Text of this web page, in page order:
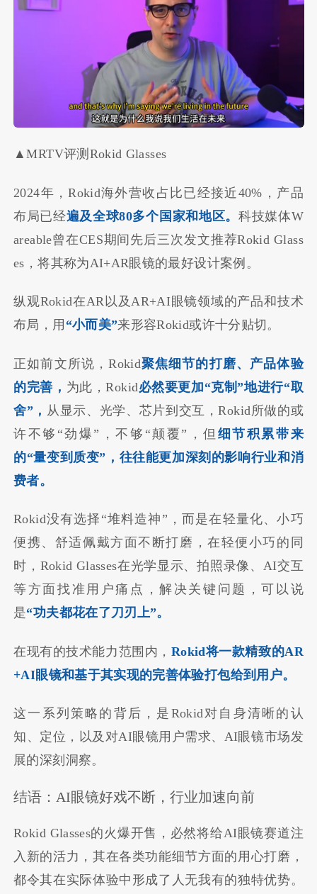
▲MRTV评测Rokid Glasses
2024年，Rokid海外营收占比已经接近40%，产品
布局已经遍及全球80多个国家和地区。 科技媒体W
areable曾在CES期间先后三次发文推荐Rokid Glass
es，将其称为AI+AR眼镜的最好设计案例。
纵观Rokid在AR以及AR+AI眼镜领域的产品和技术
布局，用 “小而美”来形容Rokid或许十分贴切。
正如前文所说，Rokid聚焦细节的打磨、产品体验
的完善， 为此，Rokid必然要更加“克制”地进行“取
舍”， 从显示、光学、芯片到交互，Rokid所做的或
许不够“劲爆”，不够“颠覆”，但 细节积累带来
的“量变到质变”，往往能更加深刻的影响行业和消
费者。
Rokid没有选择“堆料造神”，而是在轻量化、小巧
便携、舒适佩戴方面不断打磨，在轻便小巧的同
时，Rokid Glasses在光学显示、拍照录像、AI交互
等方面找准用户痛点，解决关键问题，可以说
是“功夫都花在了刀刃上”。
在现有的技术能力范围内， Rokid将一款精致的AR
+AI眼镜和基于其实现的完善体验打包给到用户。
这一系列策略的背后，是Rokid对自身清晰的认
知、定位，以及对AI眼镜用户需求、AI眼镜市场发
展的深刻洞察。
结语：AI眼镜好戏不断，行业加速向前
Rokid Glasses的火爆开售，必然将给AI眼镜赛道注
入新的活力，其在各类功能细节方面的用心打磨，
都令其在实际体验中形成了人无我有的独特优势。